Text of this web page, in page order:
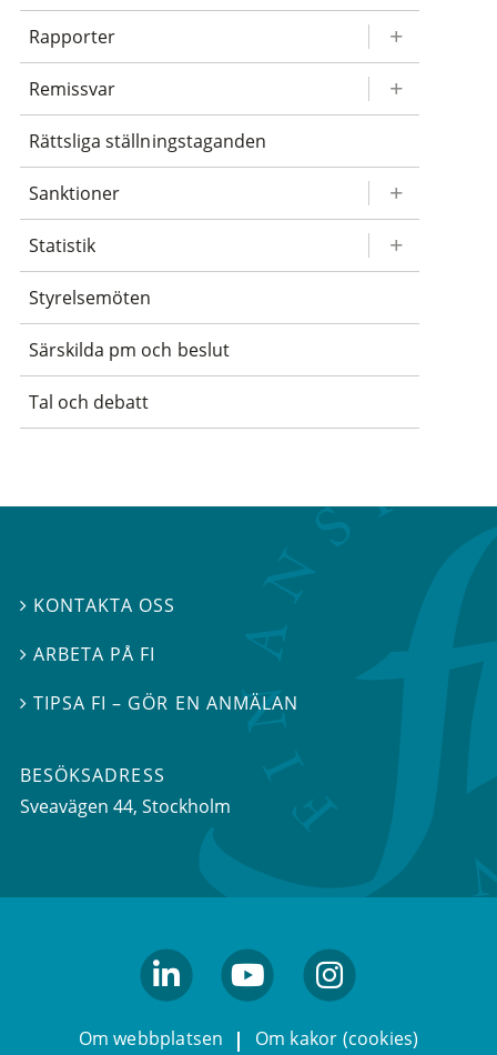
Rapporter
Remissvar
Rättsliga ställningstaganden
Sanktioner
Statistik
Styrelsemöten
Särskilda pm och beslut
Tal och debatt
 KONTAKTA OSS
 ARBETA PÅ FI
TIPSA FI – GÖR EN ANMÄLAN
BESÖKSADRESS
Sveavägen 44, Stockholm
Om webbplatsen
Om kakor (cookies)